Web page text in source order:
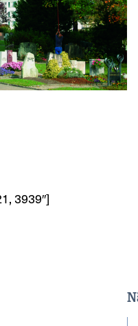
3939″]